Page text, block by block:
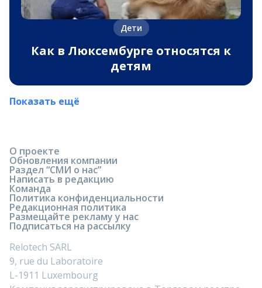
Дети
Как в Люксембурге относятся к
детям
Показать ещё
О проекте
Обновления компании
Раздел “СМИ о нас”
Написать в редакцию
Команда
Политика конфиденциальности
Редакционная политика
Размещайте рекламу у нас
Подписаться на рассылку
Relotech SARL
9, rue du Laboratoire
L-1911 Luxembourg